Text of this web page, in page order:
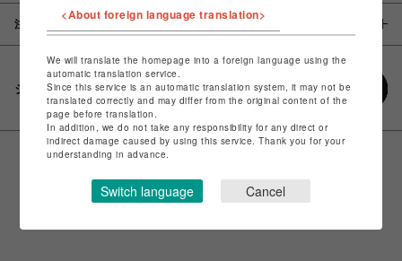
注意事項
シェアする
<About foreign language translation>
We will translate the homepage into a foreign language using the
automatic translation service.
Since this service is an automatic translation system, it may not be
translated correctly and may differ from the original content of the
page before translation.
In addition, we do not take any responsibility for any direct or
indirect damage caused by using this service. Thank you for your
understanding in advance.
Switch language Cancel